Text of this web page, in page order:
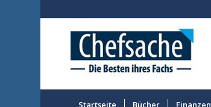
Startseite Bücher Finanzen